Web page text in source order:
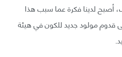
أصبح لدينا فكرة عما سبب هذا
قدوم مولود جديد للكون في هيئة